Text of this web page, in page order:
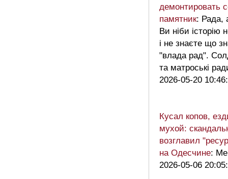
демонтировать
памятник: Рада,
Ви ніби історію
і не знаєте що
"влада рад".
та матроські
2026-05-20
Кусал копов,
мухой:
возглавил
на Одесчине:
2026-05-06